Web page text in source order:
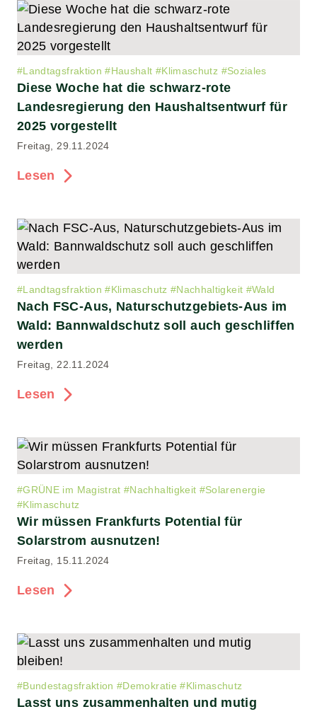
#Landtagsfraktion #Haushalt #Klimaschutz #Soziales
Diese Woche hat die schwarz-rote
Landesregierung den Haushaltsentwurf für
2025 vorgestellt
Freitag, 29.11.2024
Lesen
#Landtagsfraktion #Klimaschutz #Nachhaltigkeit #Wald
Nach FSC-Aus, Naturschutzgebiets-Aus im
Wald: Bannwaldschutz soll auch geschliffen
werden
Freitag, 22.11.2024
Lesen
#GRÜNE im Magistrat #Nachhaltigkeit #Solarenergie
#Klimaschutz
Wir müssen Frankfurts Potential für
Solarstrom ausnutzen!
Freitag, 15.11.2024
Lesen
#Bundestagsfraktion #Demokratie #Klimaschutz
Lasst uns zusammenhalten und mutig